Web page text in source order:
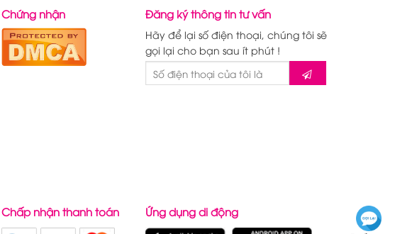
Chứng nhận Đăng ký thông tin tư vấn
Hãy để lại số điện thoại, chúng tôi sẽ
gọi lại cho bạn sau ít phút !
Chấp nhận thanh toán Ứng dụng di động